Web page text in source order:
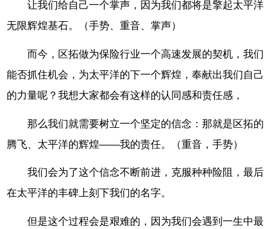
让我们给自己一个掌声，因为我们都将是擎起太平洋
无限辉煌基石。（手势、重音、掌声）
而今，区拓做为保险行业一个高速发展的契机，我们
能否抓住机会，为太平洋的下一个辉煌，奉献出我们自己
的力量呢？我想大家都会有这样的认同感和责任感，
那么我们就需要树立一个坚定的信念：那就是区拓的
腾飞、太平洋的辉煌——我的责任。（重音，手势）
我们会为了这个信念不断前进，克服种种险阻，最后
在太平洋的丰碑上刻下我们的名字。
但是这个过程会是艰难的，因为我们会遇到一生中最